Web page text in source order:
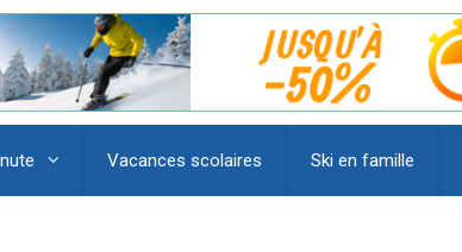
Vacances scolaires Ski en famille